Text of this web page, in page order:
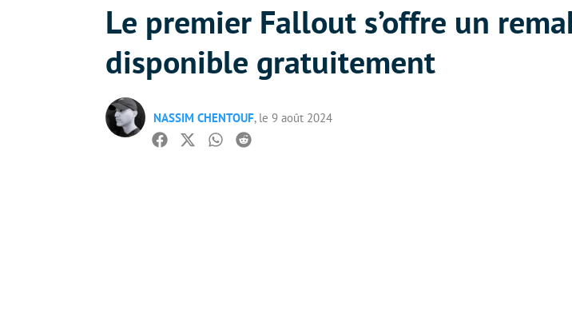
Le premier Fallout s’offre un
disponible gratuitement
NASSIM CHENTOUF, le 9 août 2024
Facebook
TwitterWhatsapp
Reddit